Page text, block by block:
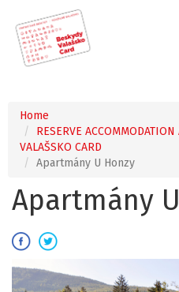
Home
RESERVE
VALAŠSKO CARD
Apartmány U Honzy
Apartmány